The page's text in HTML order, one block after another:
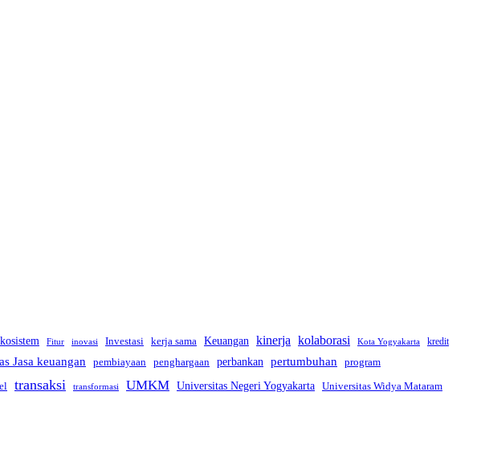
Fitur inovasi Investasi kerja sama Keuangan kinerja kolaborasi Kota Yogyakarta kredit
Jasa keuangan pembiayaan penghargaan perbankan pertumbuhan program
transaksi transformasi UMKM Universitas Negeri Yogyakarta Universitas Widya Mataram